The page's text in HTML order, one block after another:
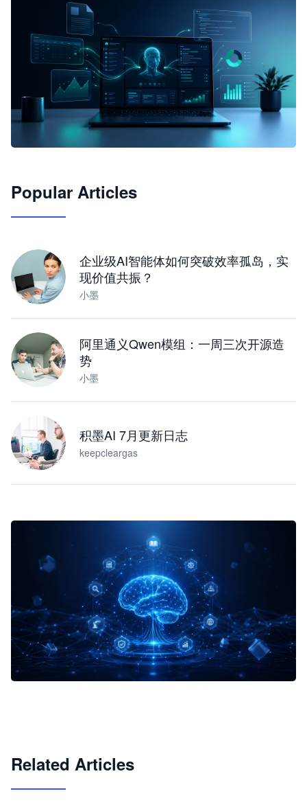
JimoClaw 桌面 AI Agent 工作台
Popular Articles
企业级AI智能体如何突破效率孤岛，实
现价值共振？
小墨
阿里通义Qwen模组：一周三次开源造
势
小墨
积墨AI 7月更新日志
keepcleargas
Related Articles